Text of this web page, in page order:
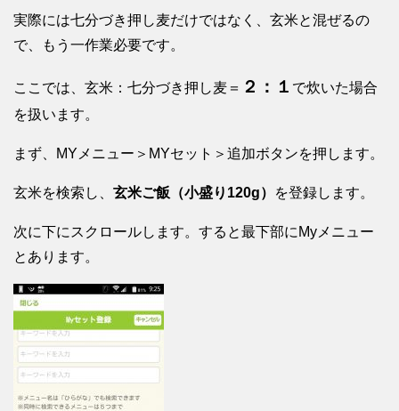
実際には七分づき押し麦だけではなく、玄米と混ぜるの
で、もう一作業必要です。
ここでは、玄米：七分づき押し麦＝ ２：１ で炊いた場合
を扱います。
まず、MYメニュー＞MYセット＞追加ボタンを押します。
玄米を検索し、 玄米ご飯（小盛り120g） を登録します。
次に下にスクロールします。すると最下部にMyメニュー
とあります。